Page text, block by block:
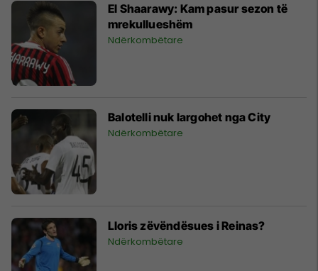
El Shaarawy: Kam pasur sezon të
mrekullueshëm
Ndërkombëtare
Balotelli nuk largohet nga City
Ndërkombëtare
Lloris zëvëndësues i Reinas?
Ndërkombëtare